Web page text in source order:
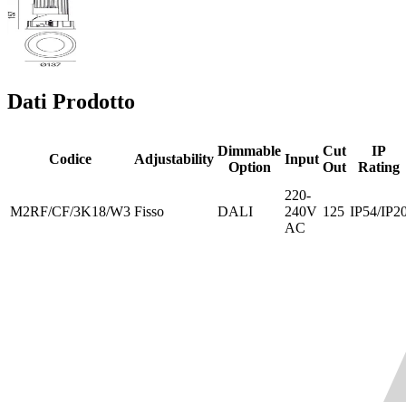
Dati Prodotto
Codice Adjustability
Dimmable
Option
Input
Cut
Out
IP
Rating
M2RF/CF/3K18/W3 Fisso DALI
220-
240V
AC
125 IP54/